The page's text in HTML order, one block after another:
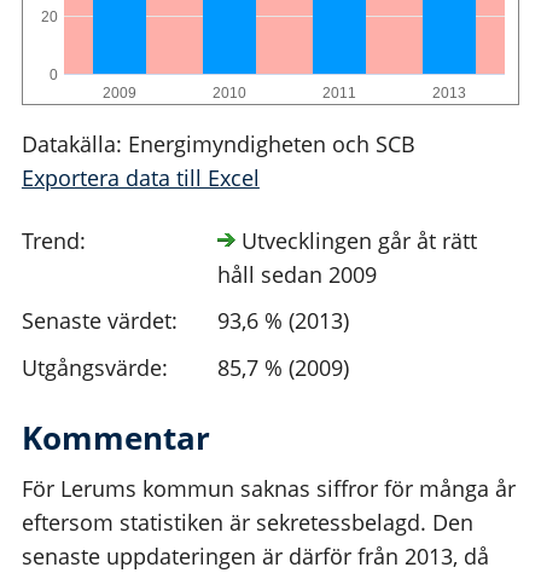
2009 2010 2011 2013
0
20
Datakälla: Energimyndigheten och SCB
Exportera data till Excel
Trend:
Utvecklingen går åt rätt
håll sedan 2009
Senaste värdet:
93,6 % (2013)
Utgångsvärde:
85,7 % (2009)
Kommentar
För Lerums kommun saknas siffror för många år
eftersom statistiken är sekretessbelagd. Den
senaste uppdateringen är därför från 2013, då